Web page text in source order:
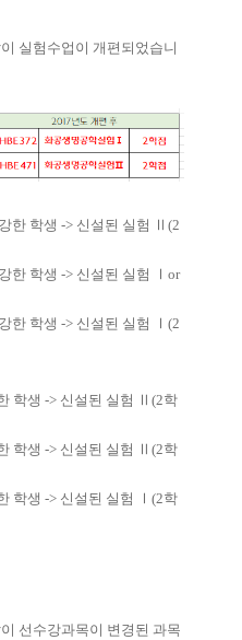
실험수업이 개편되었습니
한 학생 -> 신설된 실험 Ⅱ (2
한 학생 -> 신설된 실험 Ⅰ or
한 학생 -> 신설된 실험 Ⅰ (2
학생 -> 신설된 실험 Ⅱ (2학
학생 -> 신설된 실험 Ⅱ (2학
학생 -> 신설된 실험 Ⅰ (2학
선수강과목이 변경된 과목